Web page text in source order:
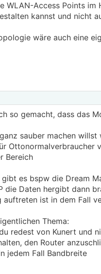
WLAN-Access Points im
kannst und nicht
wäre auch eine
so gemacht, dass das
sauber machen
Ottonormalverbraucher
Bereich
es bspw die Dream
die Daten hergibt dann
auftreten ist in dem Fall
Thema:
redest von Kunert und
den Router
jedem Fall Bandbreite